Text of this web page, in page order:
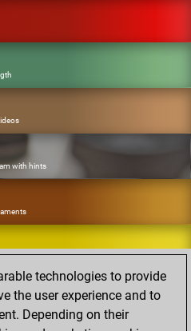
with hints
technologies to provide
the user experience and to
Depending on their